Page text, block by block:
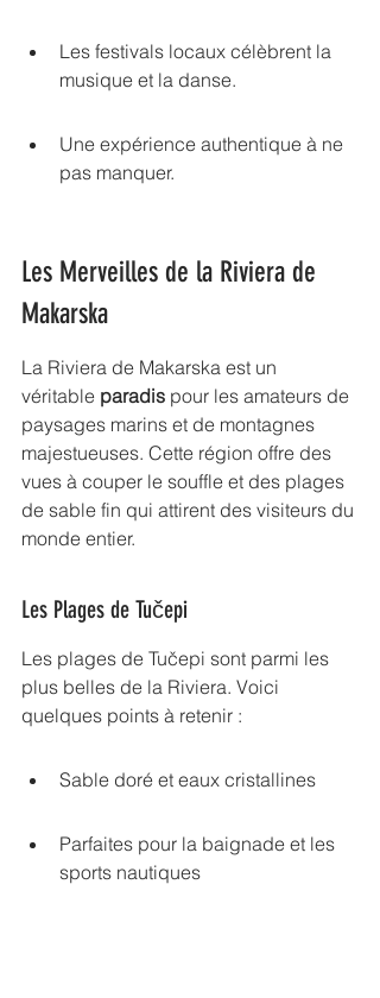
Les festivals locaux célèbrent la
musique et la danse.
Une expérience authentique à ne
pas manquer.
Les Merveilles de la Riviera de
Makarska
La Riviera de Makarska est un
véritable paradis pour les amateurs de
paysages marins et de montagnes
majestueuses. Cette région offre des
vues à couper le souffle et des plages
de sable fin qui attirent des visiteurs du
monde entier.
Les Plages de Tučepi
Les plages de Tučepi sont parmi les
plus belles de la Riviera. Voici
quelques points à retenir :
Sable doré et eaux cristallines
Parfaites pour la baignade et les
sports nautiques